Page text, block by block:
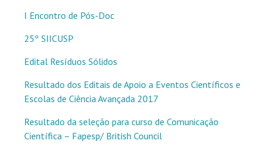
I Encontro de Pós-Doc
25º SIICUSP
Edital Resíduos Sólidos
Resultado dos Editais de Apoio a Eventos Científicos e
Escolas de Ciência Avançada 2017
Resultado da seleção para curso de Comunicação
Científica – Fapesp/ British Council